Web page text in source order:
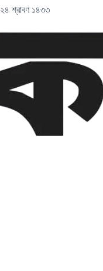
২৪ শ্রাবণ ১৪৩৩